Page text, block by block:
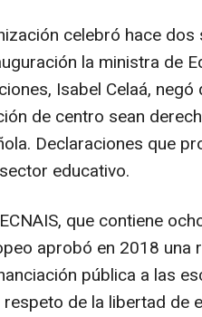
celebró hace
la ministra de
Isabel Celaá,
de centro sean
Declaraciones que
educativo.
que contiene
aprobó en 2018 una
pública a las
de la libertad de